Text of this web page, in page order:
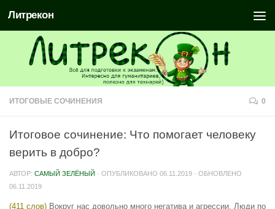
Литрекон
ИТОГОВЫЕ СОЧИНЕНИЯ 0
Итоговое сочинение: Что помогает человеку
верить в добро?
АВТОР: САМЫЙ ЗЕЛЁНЫЙ · ОПУБЛИКОВАНО 06.11.2019 · ОБНОВЛЕНО
06.11.2019
(411 слов) Вокруг нас довольно много негатива и агрессии. Люди по